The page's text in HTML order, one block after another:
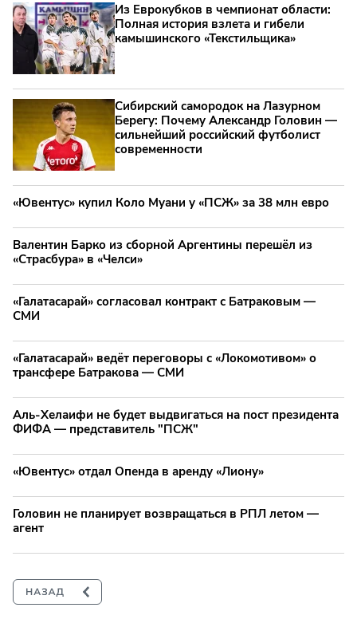
Из Еврокубков в чемпионат области:
Полная история взлета и гибели
камышинского «Текстильщика»
Сибирский самородок на Лазурном
Берегу: Почему Александр Головин —
сильнейший российский футболист
современности
«Ювентус» купил Коло Муани у «ПСЖ» за 38 млн евро
Валентин Барко из сборной Аргентины перешёл из
«Страсбура» в «Челси»
«Галатасарай» согласовал контракт с Батраковым —
СМИ
«Галатасарай» ведёт переговоры с «Локомотивом» о
трансфере Батракова — СМИ
Аль-Хелаифи не будет выдвигаться на пост президента
ФИФА — представитель "ПСЖ"
«Ювентус» отдал Опенда в аренду «Лиону»
Головин не планирует возвращаться в РПЛ летом —
агент